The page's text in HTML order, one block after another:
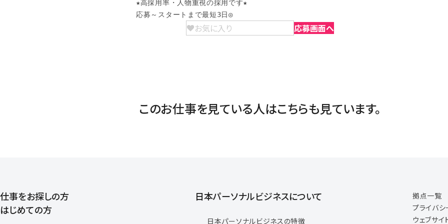
★高採用率・人物重視の採用です★
応募～スタートまで最短3日◎
お気に入り 応募画面へ
このお仕事を見ている人はこちらも見ています。
仕事をお探しの方
はじめての方
日本パーソナルビジネスについて
日本パーソナルビジネスの特徴
拠点一覧
プライバ
ウェブサ